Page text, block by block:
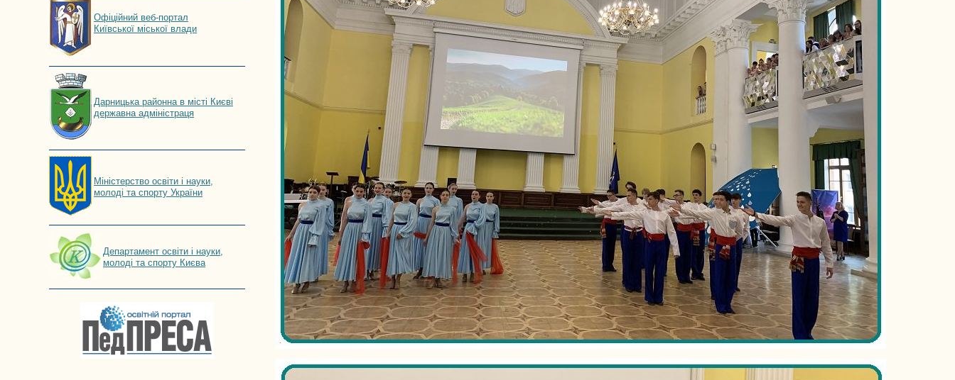
Офіційний веб-портал
Київської міської влади
Дарницька районна в місті Києві
державна адміністраця
Мiнiстерство освiти і науки,
молоді та спорту України
Департамент освіти і науки,
молоді та спорту Києва